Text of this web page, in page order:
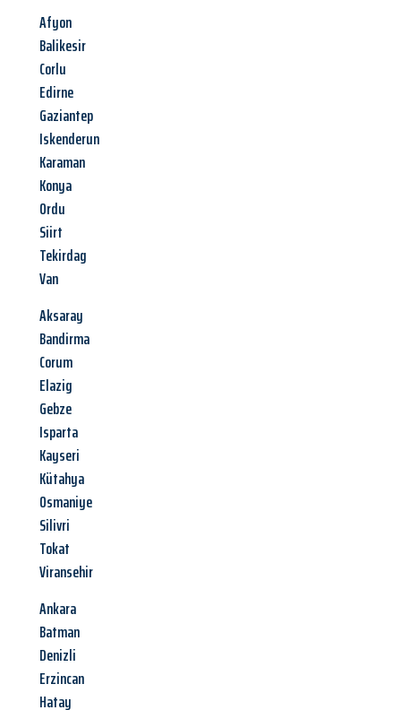
Afyon
Balikesir
Corlu
Edirne
Gaziantep
Iskenderun
Karaman
Konya
Ordu
Siirt
Tekirdag
Van
Aksaray
Bandirma
Corum
Elazig
Gebze
Isparta
Kayseri
Kütahya
Osmaniye
Silivri
Tokat
Viransehir
Ankara
Batman
Denizli
Erzincan
Hatay